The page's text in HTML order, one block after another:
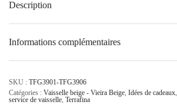
Description
Informations complémentaires
SKU : TFG3901-TFG3906
Catégories : Vaisselle beige - Vieira Beige, Idées de cadeaux,
service de vaisselle, Terrafina